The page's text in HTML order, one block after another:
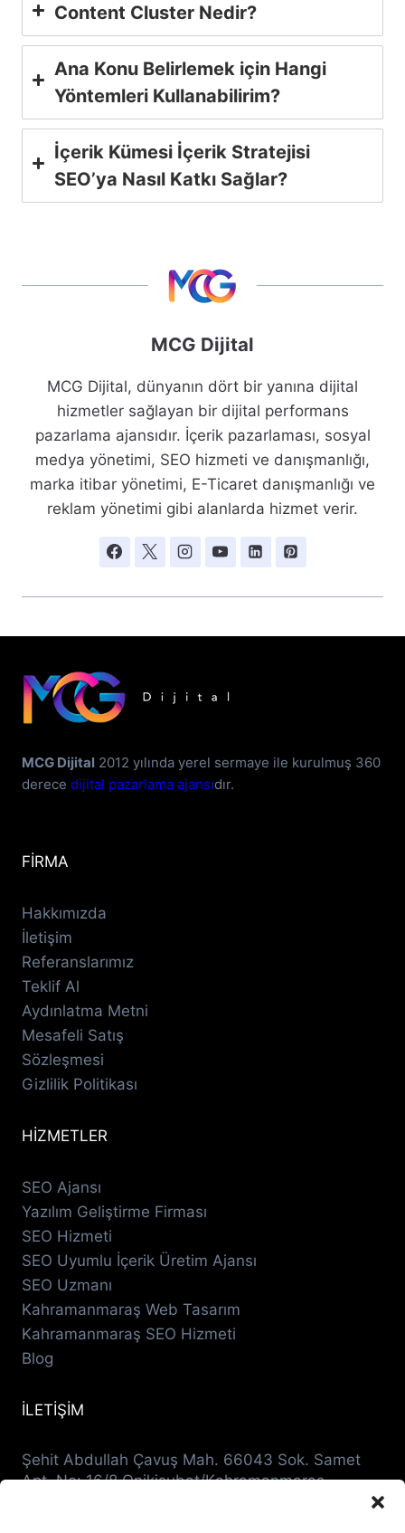
Content Cluster Nedir?
Ana Konu Belirlemek için Hangi
Yöntemleri Kullanabilirim?
İçerik Kümesi İçerik Stratejisi
SEO’ya Nasıl Katkı Sağlar?
MCG Dijital
MCG Dijital, dünyanın dört bir yanına dijital
hizmetler sağlayan bir dijital performans
pazarlama ajansıdır. İçerik pazarlaması, sosyal
medya yönetimi, SEO hizmeti ve danışmanlığı,
marka itibar yönetimi, E-Ticaret danışmanlığı ve
reklam yönetimi gibi alanlarda hizmet verir.
MCG Dijital 2012 yılında yerel sermaye ile kurulmuş 360
derece dijital pazarlama ajansıdır.
FİRMA
Hakkımızda
İletişim
Referanslarımız
Teklif Al
Aydınlatma Metni
Mesafeli Satış
Sözleşmesi
Gizlilik Politikası
HİZMETLER
SEO Ajansı
Yazılım Geliştirme Firması
SEO Hizmeti
SEO Uyumlu İçerik Üretim Ajansı
SEO Uzmanı
Kahramanmaraş Web Tasarım
Kahramanmaraş SEO Hizmeti
Blog
İLETİŞİM
Şehit Abdullah Çavuş Mah. 66043 Sok. Samet
Apt. No: 16/8 Onikişubat/Kahramanmaraş